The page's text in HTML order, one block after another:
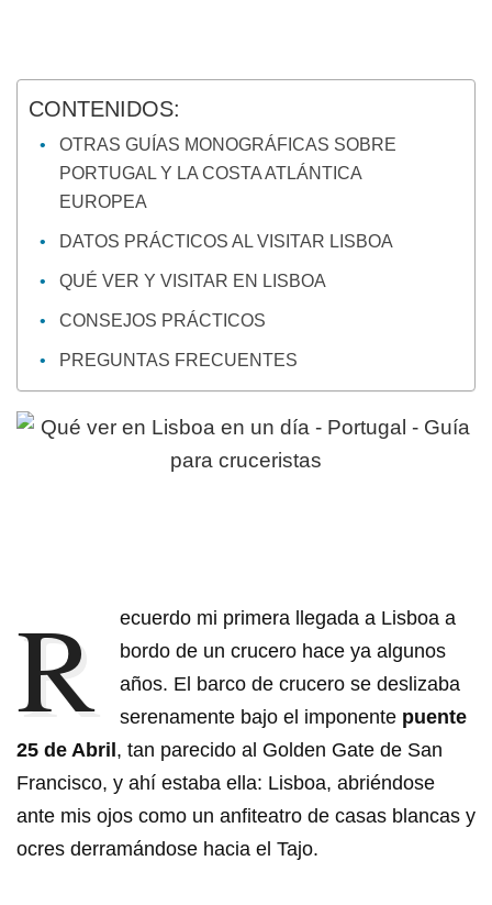
CONTENIDOS:
OTRAS GUÍAS MONOGRÁFICAS SOBRE
PORTUGAL Y LA COSTA ATLÁNTICA
EUROPEA
DATOS PRÁCTICOS AL VISITAR LISBOA
QUÉ VER Y VISITAR EN LISBOA
CONSEJOS PRÁCTICOS
PREGUNTAS FRECUENTES
R
ecuerdo mi primera llegada a Lisboa a
bordo de un crucero hace ya algunos
años. El barco de crucero se deslizaba
serenamente bajo el imponente puente
25 de Abril, tan parecido al Golden Gate de San
Francisco, y ahí estaba ella: Lisboa, abriéndose
ante mis ojos como un anfiteatro de casas blancas y
ocres derramándose hacia el Tajo.